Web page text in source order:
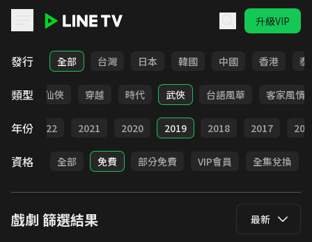
升級VIP
LINE TV - 戲劇
發行 全部 台灣 日本 韓國 中國 香港 泰
類型
療癒 仙俠 穿越 時代 武俠 台語風華 客家風情
年份 2022 2021 2020 2019 2018 2017
資格 全部 免費 部分免費 VIP會員 全集兌換
戲劇 篩選結果 最新